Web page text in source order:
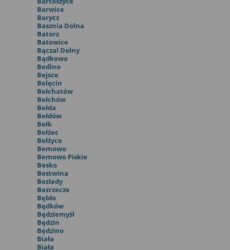
Barwice
Barycz
Basznia Dolna
Batorz
Batowice
Bączal Dolny
Bądkowo
Bedlno
Bejsce
Belęcin
Bełchatów
Bełchów
Bełda
Bełdów
Bełk
Bełżec
Bełżyce
Bemowo
Bemowo Piskie
Besko
Bestwina
Bezledy
Bezrzecze
Bębło
Będków
Będziemyśl
Będzin
Będzino
Biała
Biała